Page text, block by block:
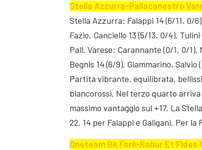
Stella Azzurra-Pallacanestro
Stella Azzurra: Falappi 14 (6/11, 0/
Fazio, Canciello 13 (5/13, 0/4),
Pall. Varese: Carannante (0/1, 0/1),
Begnis 14 (6/9), Giammarino,
Partita vibrante, equilibrata,
biancorossi. Nel terzo quarto
massimo vantaggio sul +17. La
22, 14 per Falappi e Galigani. Per
Oneteam Bk Forlì-Robur Et Fides